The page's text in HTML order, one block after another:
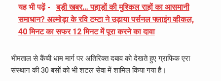
यह भी पढ़ें -
बड़ी खबर… पहाड़ों की मुश्किल राहों का आसमानी
समाधान? अल्मोड़ा के रवि टम्टा ने उड़ाया पर्सनल फ्लाइंग व्हीकल,
40 मिनट का सफर 12 मिनट में पूरा करने का दावा
भीमताल से कैंची धाम मार्ग पर अतिरिक्त दबाव को देखते हुए ग्राफिक एरा
संस्थान की 30 बसों को भी शटल सेवा में शामिल किया गया है।